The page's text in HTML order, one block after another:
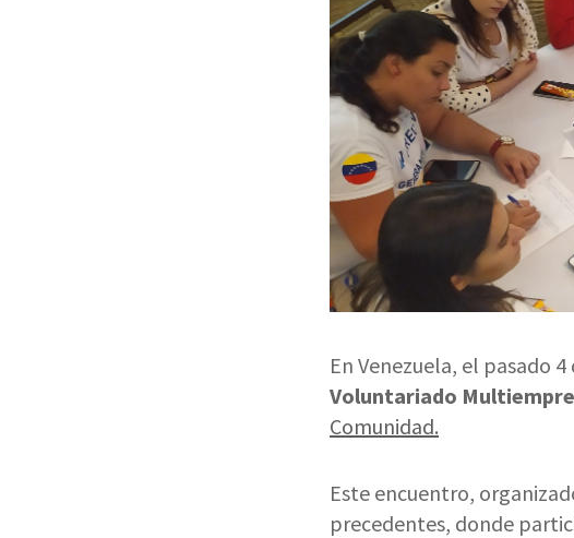
En Venezuela, el pasado
Voluntariado
Comunidad.
Este encuentro,
precedentes, donde